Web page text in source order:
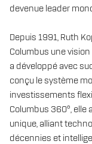
devenue leader
Depuis 1991, Ruth
Columbus une
a développé avec
conçu le système
investissements
Columbus 360°,
unique, alliant
décennies et